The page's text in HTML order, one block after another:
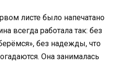
листе было напечатано
всегда работала так: без
без надежды, что
Она занималась